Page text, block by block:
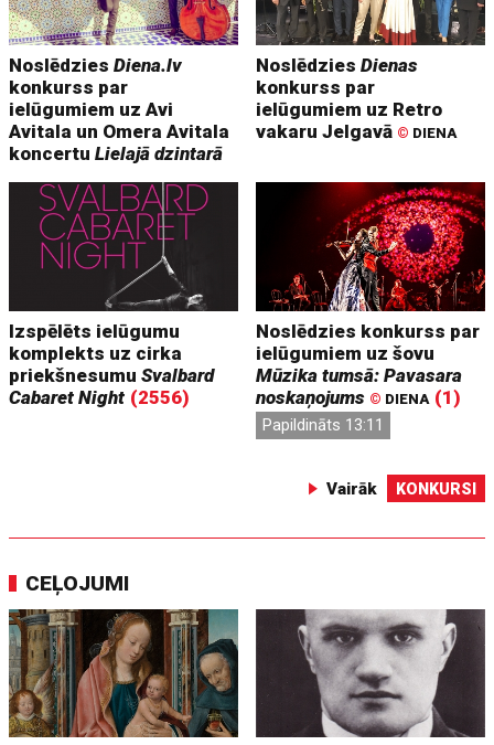
NoslēdziesDiena.lv
konkurss par
ielūgumiem uz Avi
Avitala un Omera Avitala
koncertuLielajā dzintarā
NoslēdziesDienas
konkurss par
ielūgumiem uz Retro
vakaru Jelgavā © DIENA
Izspēlēts ielūgumu
komplekts uz cirka
priekšnesumuSvalbard
Cabaret Night (2556)
Noslēdzies konkurss par
ielūgumiem uz šovu
Mūzika tumsā: Pavasara
noskaņojums © DIENA (1)
Papildināts 13:11
Vairāk KONKURSI
CEĻOJUMI